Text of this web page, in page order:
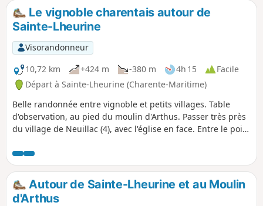
Le vignoble charentais autour de
Sainte-Lheurine
Visorandonneur
10,72 km
+424 m -380 m 4h 15
Facile
Départ à Sainte-Lheurine (Charente-Maritime)
Belle randonnée entre vignoble et petits villages. Table
d'observation, au pied du moulin d'Arthus. Passer très près
du village de Neuillac (4), avec l'église en face. Entre le point
Autour de Sainte-Lheurine et au Moulin
d'Arthus